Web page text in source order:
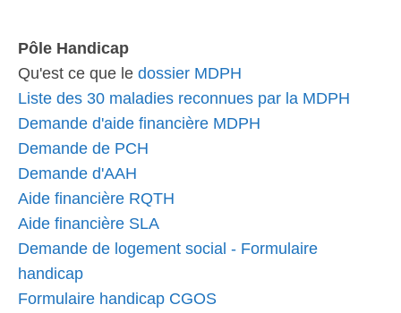
Pôle Handicap
Qu'est ce que le dossier MDPH
Liste des 30 maladies reconnues par la MDPH
Demande d'aide financière MDPH
Demande de PCH
Demande d'AAH
Aide financière RQTH
Aide financière SLA
Demande de logement social - Formulaire
handicap
Formulaire handicap CGOS